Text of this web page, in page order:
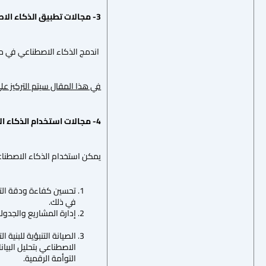
3- مجالات تطبيق الذكاء الاصطناعي:
اندمج الذكاء الاصطناعي في
في هذا المقال سيتم التركيز
4- مجالات استخدام الذكاء الاصطناعي في الهندسة المدنية:
يمكن استخدام الذكاء
تحسين كفاءة ودقة
في ذلك.
إدارة المشاريع
الصيانة التنبؤية
الاصطناعي بتحليل
التوأمة الرقمية.